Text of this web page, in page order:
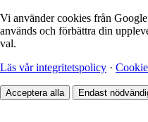
Vi använder cookies från
används och förbättra din
val.
Läs vår integritetspolicy ·
Acceptera alla Endast